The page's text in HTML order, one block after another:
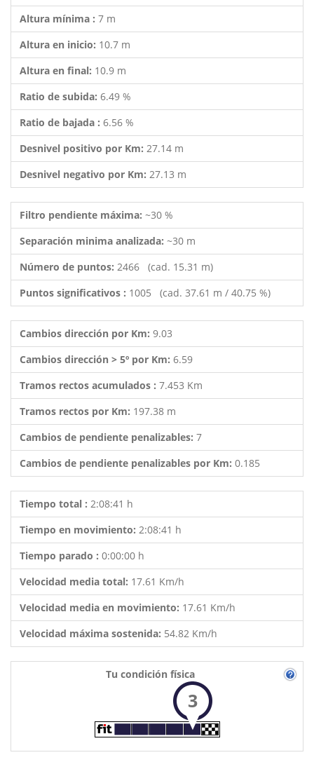
Altura mínima : 7 m
Altura en inicio: 10.7 m
Altura en final: 10.9 m
Ratio de subida: 6.49 %
Ratio de bajada : 6.56 %
Desnivel positivo por Km: 27.14 m
Desnivel negativo por Km: 27.13 m
Filtro pendiente máxima: ~30 %
Separación minima analizada: ~30 m
Número de puntos: 2466 (cad. 15.31 m)
Puntos significativos : 1005 (cad. 37.61 m / 40.75 %)
Cambios dirección por Km: 9.03
Cambios dirección > 5º por Km: 6.59
Tramos rectos acumulados : 7.453 Km
Tramos rectos por Km: 197.38 m
Cambios de pendiente penalizables: 7
Cambios de pendiente penalizables por Km: 0.185
Tiempo total : 2:08:41 h
Tiempo en movimiento: 2:08:41 h
Tiempo parado : 0:00:00 h
Velocidad media total: 17.61 Km/h
Velocidad media en movimiento: 17.61 Km/h
Velocidad máxima sostenida: 54.82 Km/h
Tu condición física
3